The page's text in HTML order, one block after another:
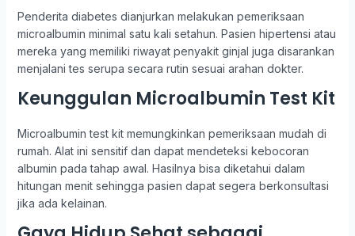
Penderita diabetes dianjurkan melakukan pemeriksaan
microalbumin minimal satu kali setahun. Pasien hipertensi atau
mereka yang memiliki riwayat penyakit ginjal juga disarankan
menjalani tes serupa secara rutin sesuai arahan dokter.
Keunggulan Microalbumin Test Kit
Microalbumin test kit memungkinkan pemeriksaan mudah di
rumah. Alat ini sensitif dan dapat mendeteksi kebocoran
albumin pada tahap awal. Hasilnya bisa diketahui dalam
hitungan menit sehingga pasien dapat segera berkonsultasi
jika ada kelainan.